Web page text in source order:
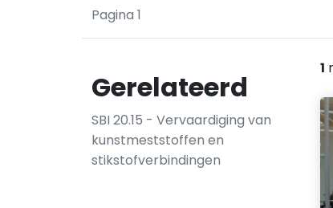
Pagina 1
Gerelateerd
SBI 20.15 - Vervaardiging van
kunstmeststoffen en
stikstofverbindingen
1